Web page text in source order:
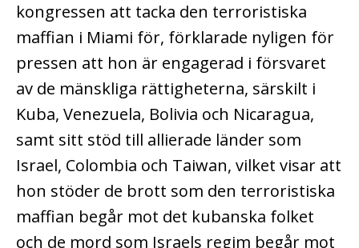
kongressen att tacka den terroristiska
maffian i Miami för, förklarade nyligen för
pressen att hon är engagerad i försvaret
av de mänskliga rättigheterna, särskilt i
Kuba, Venezuela, Bolivia och Nicaragua,
samt sitt stöd till allierade länder som
Israel, Colombia och Taiwan, vilket visar att
hon stöder de brott som den terroristiska
maffian begår mot det kubanska folket
och de mord som Israels regim begår mot